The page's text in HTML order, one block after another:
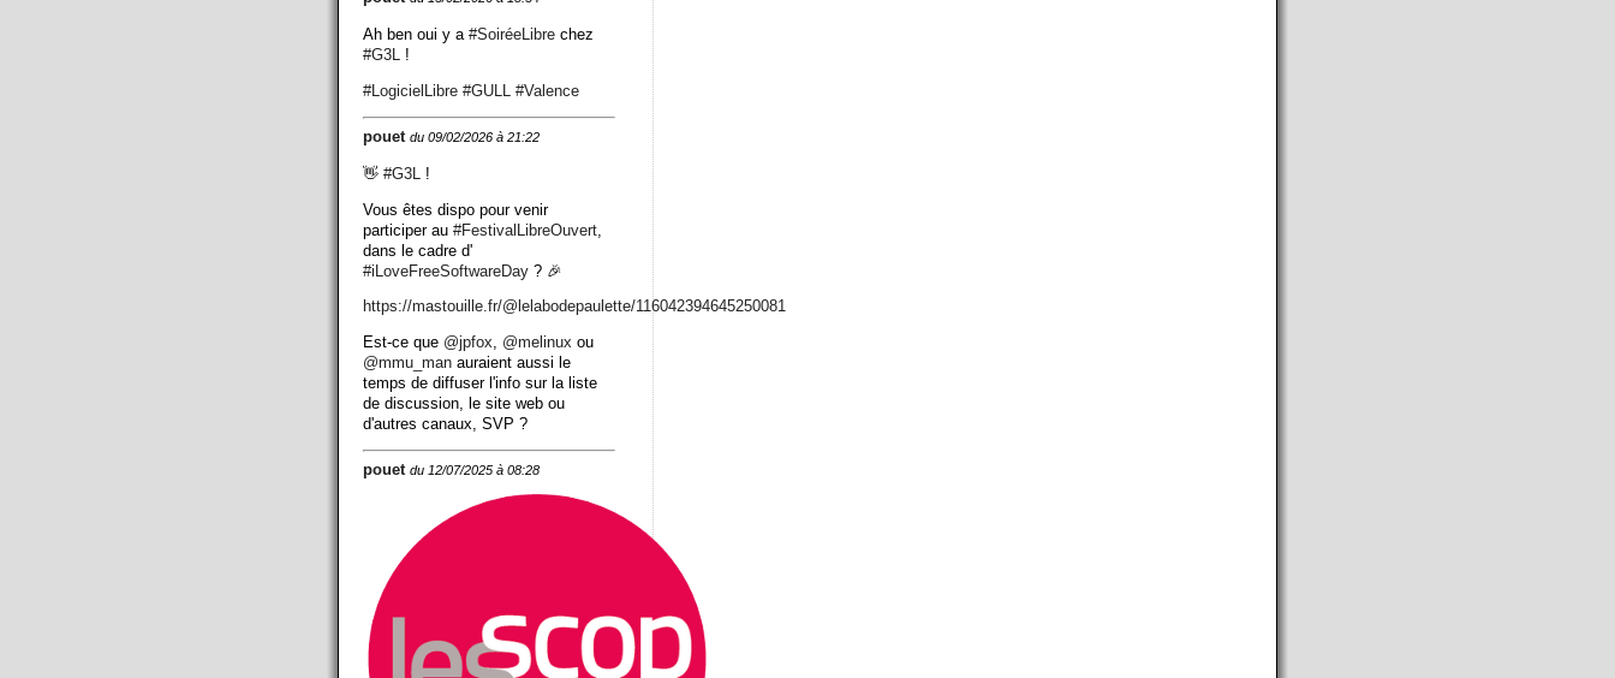
Ah ben oui y a #SoiréeLibre chez
#G3L !
#LogicielLibre #GULL #Valence
pouet du 09/02/2026 à 21:22
👋 #G3L
!
Vous êtes dispo pour venir
participer au #FestivalLibreOuvert
dans le cadre d'
#iLoveFreeSoftwareDay ? 🎉
https://mastouille.fr/@lelabodepaulette/116042394645250081
Est-ce que @jpfox, @melinux ou
@mmu_man auraient aussi le
temps de diffuser l'info sur la liste
de discussion, le site web ou
d'autres canaux, SVP ?
pouet du 12/07/2025 à 08:28